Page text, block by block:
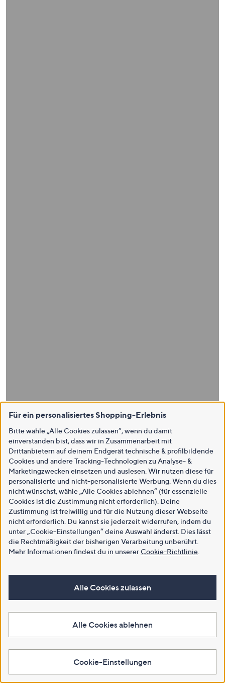
Für ein personalisiertes Shopping-Erlebnis
Bitte wähle „Alle Cookies zulassen“, wenn du damit
einverstanden bist, dass wir in Zusammenarbeit mit
Drittanbietern auf deinem Endgerät technische & profilbildende
Cookies und andere Tracking-Technologien zu Analyse- &
Marketingzwecken einsetzen und auslesen. Wir nutzen diese für
personalisierte und nicht-personalisierte Werbung. Wenn du dies
nicht wünschst, wähle „Alle Cookies ablehnen“ (für essenzielle
Cookies ist die Zustimmung nicht erforderlich). Deine
Zustimmung ist freiwillig und für die Nutzung dieser Webseite
nicht erforderlich. Du kannst sie jederzeit widerrufen, indem du
unter „Cookie-Einstellungen“ deine Auswahl änderst. Dies lässt
die Rechtmäßigkeit der bisherigen Verarbeitung unberührt.
Mehr Informationen findest du in unsererCookie-Richtlinie
Alle Cookies zulassen
Alle Cookies ablehnen
Cookie-Einstellungen